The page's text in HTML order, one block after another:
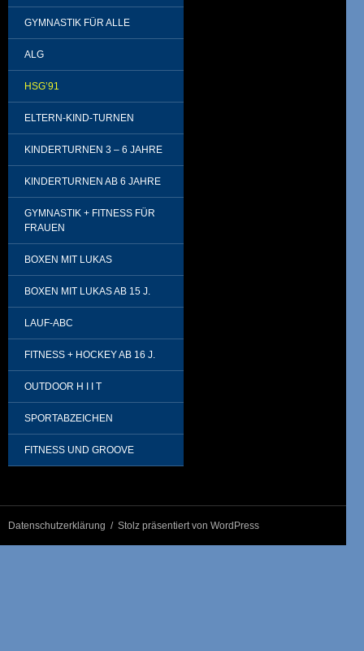
GYMNASTIK FÜR ALLE
ALG
HSG’91
ELTERN-KIND-TURNEN
KINDERTURNEN 3 – 6 JAHRE
KINDERTURNEN AB 6 JAHRE
GYMNASTIK + FITNESS FÜR
FRAUEN
BOXEN MIT LUKAS
BOXEN MIT LUKAS AB 15 J.
LAUF-ABC
FITNESS + HOCKEY AB 16 J.
OUTDOOR H I I T
SPORTABZEICHEN
FITNESS UND GROOVE
Datenschutzerklärung Stolz präsentiert von WordPress